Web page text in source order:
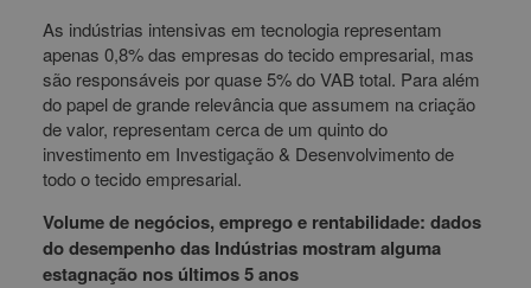
As indústrias intensivas em tecnologia representam
apenas 0,8% das empresas do tecido empresarial, mas
são responsáveis por quase 5% do VAB total. Para além
do papel de grande relevância que assumem na criação
de valor, representam cerca de um quinto do
investimento em Investigação & Desenvolvimento de
todo o tecido empresarial.
Volume de negócios, emprego e rentabilidade: dados
do desempenho das Indústrias mostram alguma
estagnação nos últimos 5 anos